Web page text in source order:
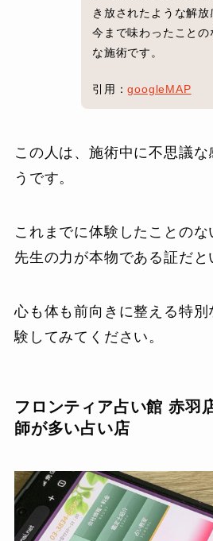
き放されたような解放
今まで味わったこと
な施術です。
引用：googleMAP
この人は、施術中に不思議
うです。
これまでに体験したことのな
先生の力が本物である証だと
心も体も前向きに整える特
験してみてください。
フロンティア占い館 赤羽
師が多い占い店